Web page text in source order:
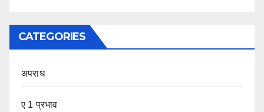
CATEGORIES
अपराध
ए 1 प्रभाव